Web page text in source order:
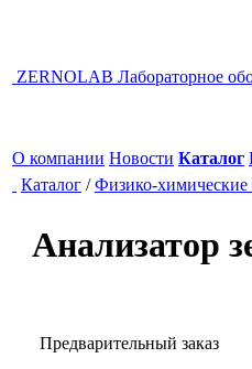
ZERNOLAB Лабораторное
О компании Новости Каталог
Каталог /Физико-химические
Анализатор
Предварительный заказ